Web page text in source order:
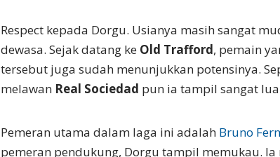
Respect kepada Dorgu. Usianya masih sangat
dewasa. Sejak datang ke Old Trafford, pemain
tersebut juga sudah menunjukkan potensinya.
melawan Real Sociedad pun ia tampil sangat
Pemeran utama dalam laga ini adalah Bruno
pemeran pendukung, Dorgu tampil memukau.